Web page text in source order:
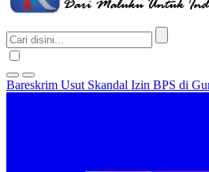
Bareskrim Usut Skandal Izin BPS di